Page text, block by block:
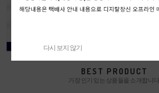
BEST PRODUCT
가장 인기 있는 상품들을 소개합니다.
다시 보지 않기